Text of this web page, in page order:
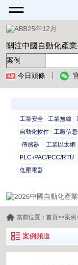
關注中國自動化產業
今日頭條
工業安全 工業無線
自動化軟件
工廠信
傳感器
工業以太網
PLC /PAC/PCC/RTU
低壓電器
當前位置：首頁>>案例
案例頻道